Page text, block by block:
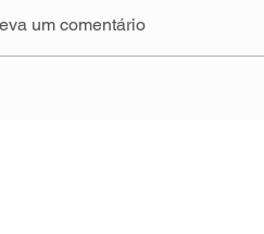
um comentário